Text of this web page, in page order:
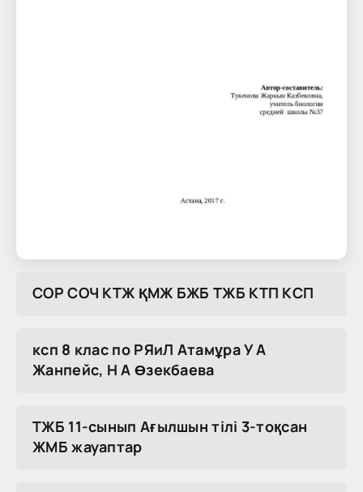
COP COЧ KTЖ ҚMЖ БЖБ TЖБ KTП KCП
ксп 8 клас по РЯиЛ Атамұра У А
Жанпейс, Н А Өзекбаева
ТЖБ 11-сынып Ағылшын тілі 3-тоқсан
ЖМБ жауаптар